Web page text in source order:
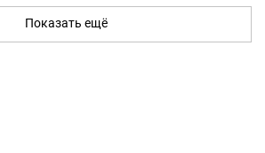
Показать ещё